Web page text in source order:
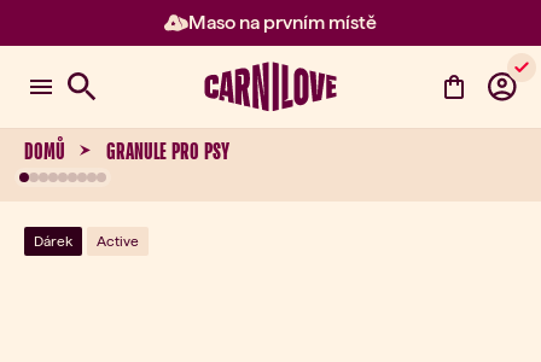
Maso na prvním místě
Položka 2 z 3: Maso na prvním
DOMŮ GRANULE PRO PSY
Dárek Active